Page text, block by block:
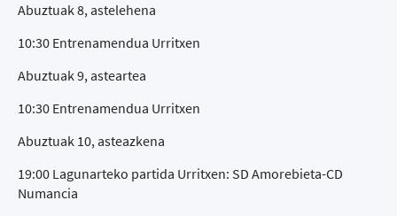
Abuztuak 8, astelehena
10:30 Entrenamendua Urritxen
Abuztuak 9, asteartea
10:30 Entrenamendua Urritxen
Abuztuak 10, asteazkena
19:00 Lagunarteko partida Urritxen: SD Amorebieta-CD
Numancia